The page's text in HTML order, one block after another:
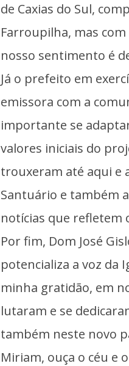
de Caxias do Sul,
Farroupilha, mas
nosso sentimento é
Já o prefeito em
emissora com a
importante se
valores iniciais do
trouxeram até aqui e
Santuário e também
notícias que refletem
Por fim, Dom José
potencializa a voz da
minha gratidão, em
lutaram e se
também neste novo
Miriam, ouça o céu e